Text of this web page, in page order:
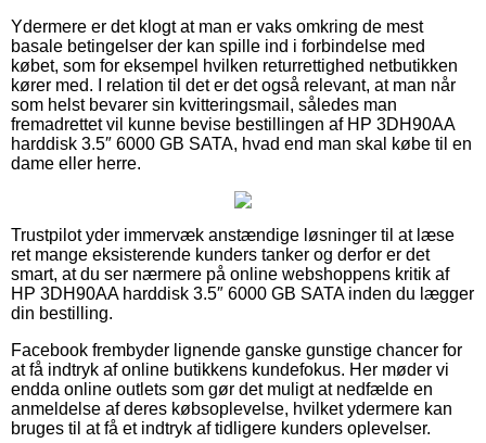
Ydermere er det klogt at man er vaks omkring de mest
basale betingelser der kan spille ind i forbindelse med
købet, som for eksempel hvilken returrettighed netbutikken
kører med. I relation til det er det også relevant, at man når
som helst bevarer sin kvitteringsmail, således man
fremadrettet vil kunne bevise bestillingen af HP 3DH90AA
harddisk 3.5″ 6000 GB SATA, hvad end man skal købe til en
dame eller herre.
Trustpilot yder immervæk anstændige løsninger til at læse
ret mange eksisterende kunders tanker og derfor er det
smart, at du ser nærmere på online webshoppens kritik af
HP 3DH90AA harddisk 3.5″ 6000 GB SATA inden du lægger
din bestilling.
Facebook frembyder lignende ganske gunstige chancer for
at få indtryk af online butikkens kundefokus. Her møder vi
endda online outlets som gør det muligt at nedfælde en
anmeldelse af deres købsoplevelse, hvilket ydermere kan
bruges til at få et indtryk af tidligere kunders oplevelser.